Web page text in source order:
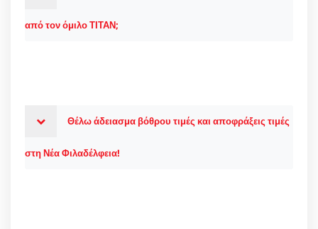
από τον όμιλο ΤΙΤΑΝ;
Θέλω άδειασμα βόθρου τιμές και αποφράξεις τιμές
στη Νέα Φιλαδέλφεια!